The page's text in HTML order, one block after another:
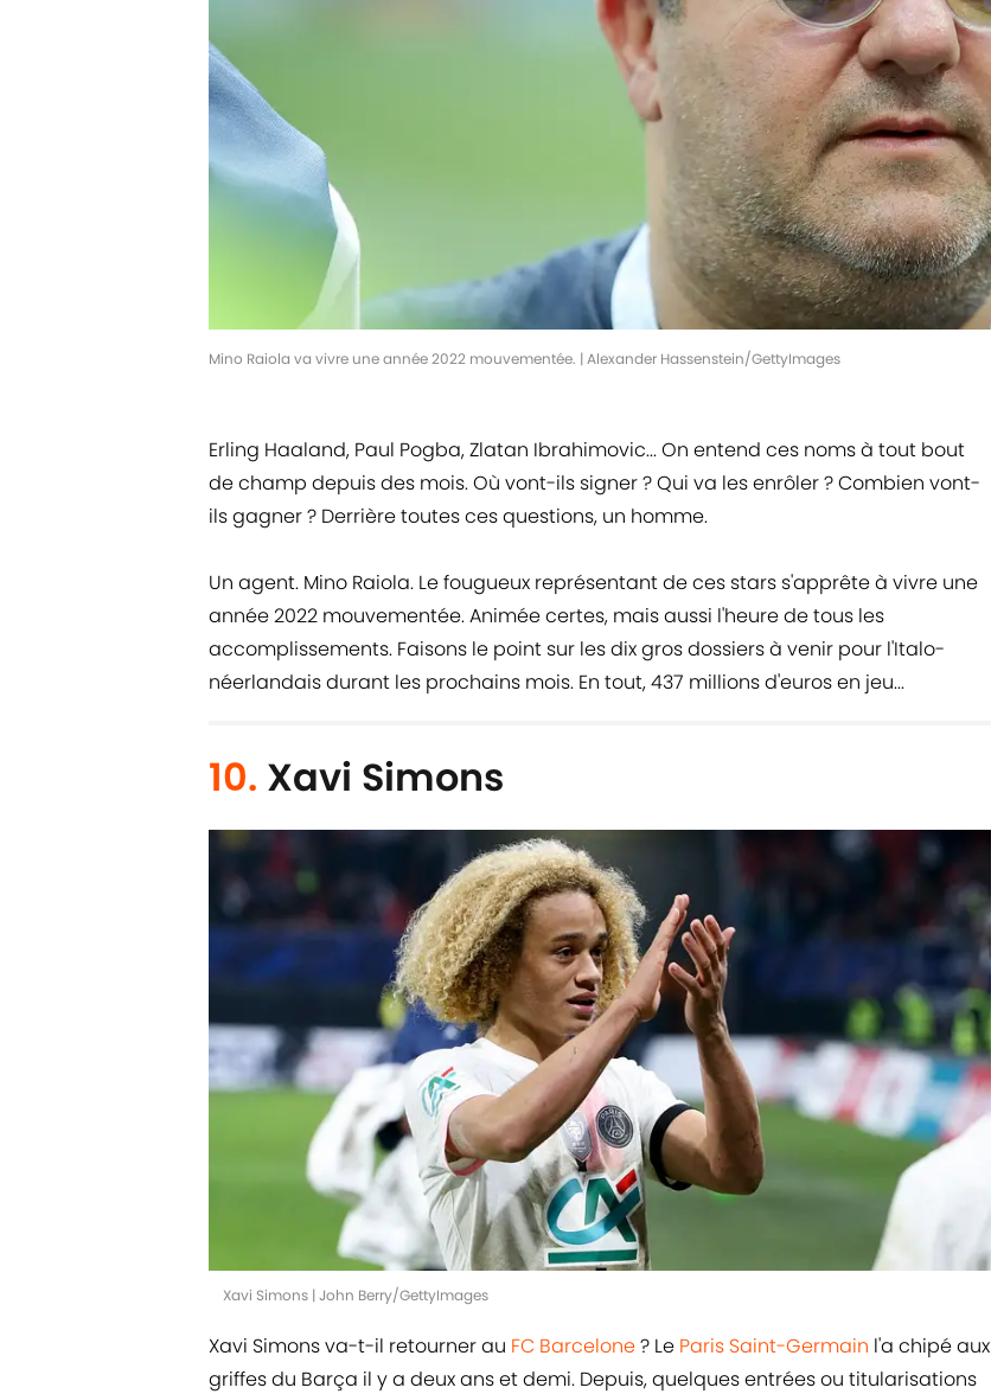
Mino Raiola va vivre une année 2022 mouvementée. | Alexander Hassenstein/GettyImages
Erling Haaland, Paul Pogba, Zlatan Ibrahimovic... On entend ces noms à tout bout
de champ depuis des mois. Où vont-ils signer ? Qui va les enrôler ? Combien vont-
ils gagner ? Derrière toutes ces questions, un homme.
Un agent. Mino Raiola. Le fougueux représentant de ces stars s'apprête à vivre une
année 2022 mouvementée. Animée certes, mais aussi l'heure de tous les
accomplissements. Faisons le point sur les dix gros dossiers à venir pour l'Italo-
néerlandais durant les prochains mois. En tout, 437 millions d'euros en jeu...
10. Xavi Simons
Xavi Simons | John Berry/GettyImages
Xavi Simons va-t-il retourner au FC Barcelone? Le Paris Saint-Germain l'a chipé aux
griffes du Barça il y a deux ans et demi. Depuis, quelques entrées ou titularisations